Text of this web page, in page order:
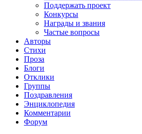
Поддержать проект
Конкурсы
Награды и звания
Частые вопросы
Авторы
Стихи
Проза
Блоги
Отклики
Группы
Поздравления
Энциклопедия
Комментарии
Форум